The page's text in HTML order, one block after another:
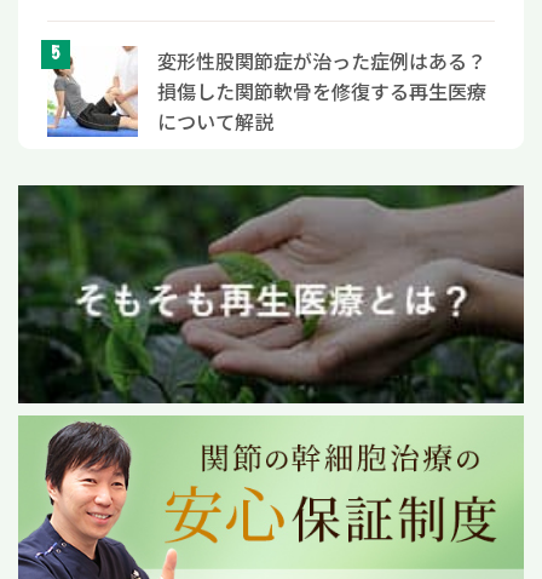
変形性股関節症が治った症例はある？
損傷した関節軟骨を修復する再生医療
について解説